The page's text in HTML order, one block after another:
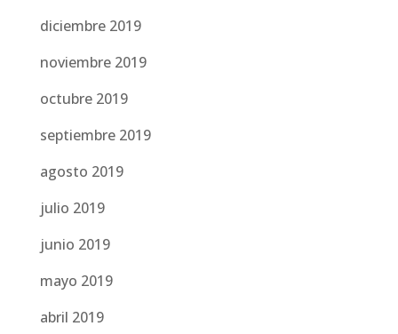
diciembre 2019
noviembre 2019
octubre 2019
septiembre 2019
agosto 2019
julio 2019
junio 2019
mayo 2019
abril 2019